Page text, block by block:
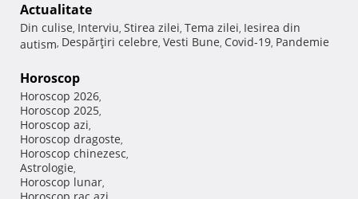
Actualitate
Din culise, Interviu, Stirea zilei, Tema zilei, Iesirea din
autism, Despărţiri celebre, Vesti Bune, Covid-19, Pandemie
Horoscop
Horoscop 2026,
Horoscop 2025,
Horoscop azi,
Horoscop dragoste,
Horoscop chinezesc,
Astrologie,
Horoscop lunar,